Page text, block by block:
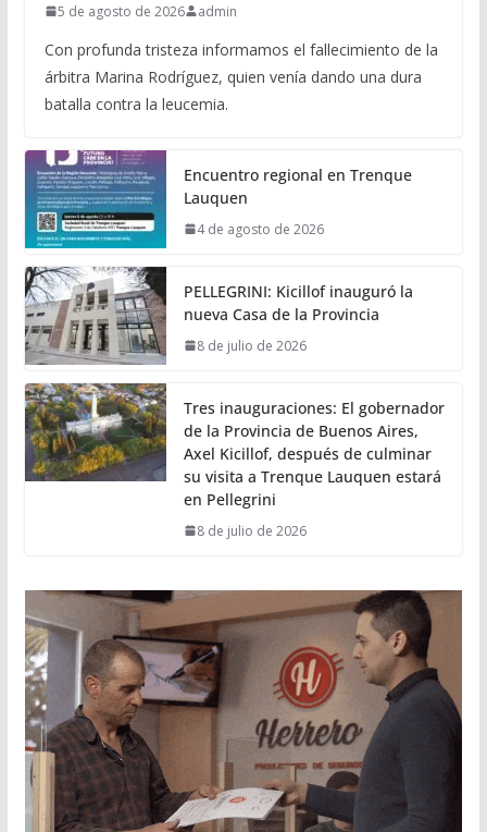
5 de agosto de 2026 admin
Con profunda tristeza informamos el fallecimiento de la
árbitra Marina Rodríguez, quien venía dando una dura
batalla contra la leucemia.
Encuentro regional en Trenque
Lauquen
4 de agosto de 2026
PELLEGRINI: Kicillof inauguró la
nueva Casa de la Provincia
8 de julio de 2026
Tres inauguraciones: El gobernador
de la Provincia de Buenos Aires,
Axel Kicillof, después de culminar
su visita a Trenque Lauquen estará
en Pellegrini
8 de julio de 2026